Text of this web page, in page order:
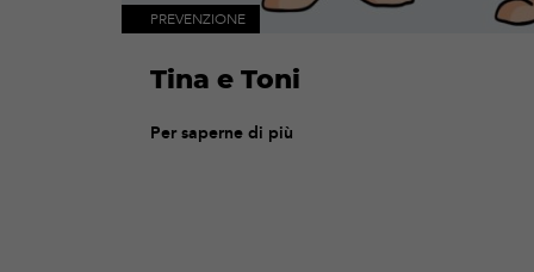
PREVENZIONE
Tina e Toni
Per saperne di più